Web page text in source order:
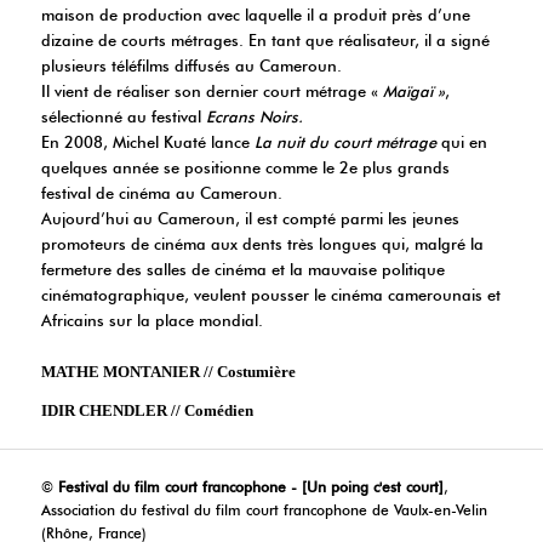
maison de production avec laquelle il a produit près d’une
dizaine de courts métrages. En tant que réalisateur, il a signé
plusieurs téléfilms diffusés au Cameroun.
Il vient de réaliser son dernier court métrage «Maïgaï »,
sélectionné au festival Ecrans Noirs.
En 2008, Michel Kuaté lance La nuit du court métragequi en
quelques année se positionne comme le 2e plus grands
festival de cinéma au Cameroun.
Aujourd’hui au Cameroun, il est compté parmi les jeunes
promoteurs de cinéma aux dents très longues qui, malgré la
fermeture des salles de cinéma et la mauvaise politique
cinématographique, veulent pousser le cinéma camerounais et
Africains sur la place mondial.
MATHE MONTANIER // Costumière
IDIR CHENDLER // Comédien
© Festival du film court francophone - [Un poing c'est court],
Association du festival du film court francophone de Vaulx-en-Velin
(Rhône, France)